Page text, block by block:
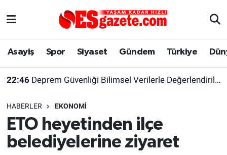
Asayiş Spor Siyaset Gündem Türkiye
22:46 Deprem Güvenliği Bilimsel Verilerle Değerlendirilmeli
HABERLER EKONOMI
ETO heyetinden ilçe
belediyelerine ziyaret
Asayiş
Gündem
Türkiye
Yaşam
Eskişehirspor Arşivi
Eskişehir Arşivi
Eskişehir Nöbetçi Eczaneler
Süper Lig Puan Durumu ve Fikstür
Tüm Manşetler